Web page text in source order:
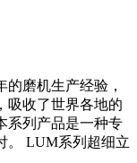
磨机生产经验，
吸收了世界各地的
系列产品是一种专
。 LUM系列超细立